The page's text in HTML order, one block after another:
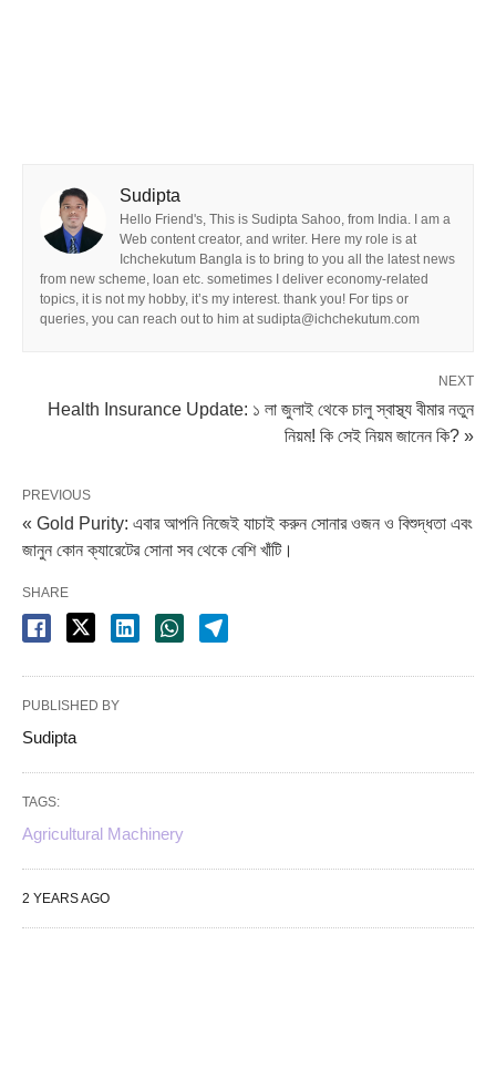
Sudipta
Hello Friend's, This is Sudipta Sahoo, from India. I am a
Web content creator, and writer. Here my role is at
Ichchekutum Bangla is to bring to you all the latest news
from new scheme, loan etc. sometimes I deliver economy-related
topics, it is not my hobby, it’s my interest. thank you! For tips or
queries, you can reach out to him at sudipta@ichchekutum.com
NEXT
Health Insurance Update: ১ লা জুলাই থেকে চালু স্বাস্থ্য বীমার নতুন
নিয়ম! কি সেই নিয়ম জানেন কি? »
PREVIOUS
« Gold Purity: এবার আপনি নিজেই যাচাই করুন সোনার ওজন ও বিশুদ্ধতা এবং
জানুন কোন ক্যারেটের সোনা সব থেকে বেশি খাঁটি।
SHARE
PUBLISHED BY
Sudipta
TAGS:
Agricultural Machinery
2 YEARS AGO